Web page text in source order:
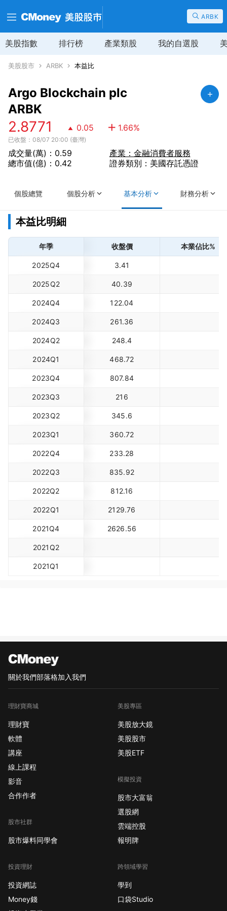
ARBK
美股指數 排行榜 產業類股 我的自選股
美股股市 ARBK 本益比
Argo Blockchain plc
ARBK
2.8771 0.05 1.66%
已收盤：08/07 20:00 (臺灣)
成交量(萬)：0.59
總市值(億)：0.42
產業：金融消費者服務
證券類別：美國存託憑證
個股總覽 個股分析 基本分析 財務分析
本益比明細
年季 收盤價 本業佔比%
2025Q4 3.41
2025Q2 40.39
2024Q4 122.04
2024Q3 261.36
2024Q2 248.4
2024Q1 468.72
2023Q4 807.84
2023Q3 216
2023Q2 345.6
2023Q1 360.72
2022Q4 233.28
2022Q3 835.92
2022Q2 812.16
2022Q1 2129.76
2021Q4 2626.56
2021Q2
2021Q1
關於我們部落格加入我們
理財寶商城
理財寶
軟體
講座
線上課程
影音
合作作者
股市社群
股市爆料同學會
投資理財
投資網誌
Money錢
美股專區
美股放大鏡
美股股市
美股ETF
模擬投資
股市大富翁
選股網
雲端控股
報明牌
跨領域學習
學到
口袋Studio